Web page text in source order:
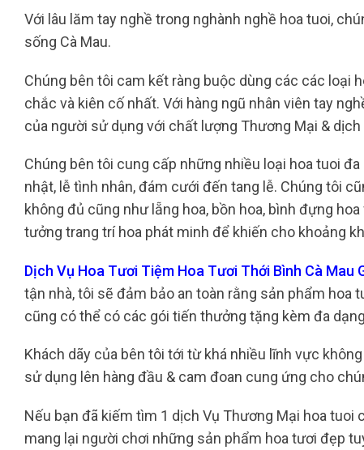
Với lâu lăm tay nghề trong nghành nghề hoa tuoi,
sống Cà Mau.
Chúng bên tôi cam kết ràng buộc dùng các các loại
chắc và kiên cố nhất. Với hàng ngũ nhân viên tay
của người sử dụng với chất lượng Thương Mại &
Chúng bên tôi cung cấp những nhiều loại hoa tuoi
nhật, lễ tình nhân, đám cưới đến tang lễ. Chúng tôi
không đủ cũng như lẵng hoa, bồn hoa, bình đựng
tưởng trang trí hoa phát minh để khiến cho khoảng
Dịch Vụ Hoa Tươi Tiệm Hoa Tươi Thới Bình Cà Mau
tận nhà, tôi sẽ đảm bảo an toàn rằng sản phẩm hoa
cũng có thể có các gói tiến thưởng tặng kèm đa
Khách dãy của bên tôi tới từ khá nhiều lĩnh vực
sử dụng lên hàng đầu & cam đoan cung ứng cho
Nếu bạn đã kiếm tìm 1 dịch Vụ Thương Mại hoa tuoi
mang lại người chơi những sản phẩm hoa tươi đẹp